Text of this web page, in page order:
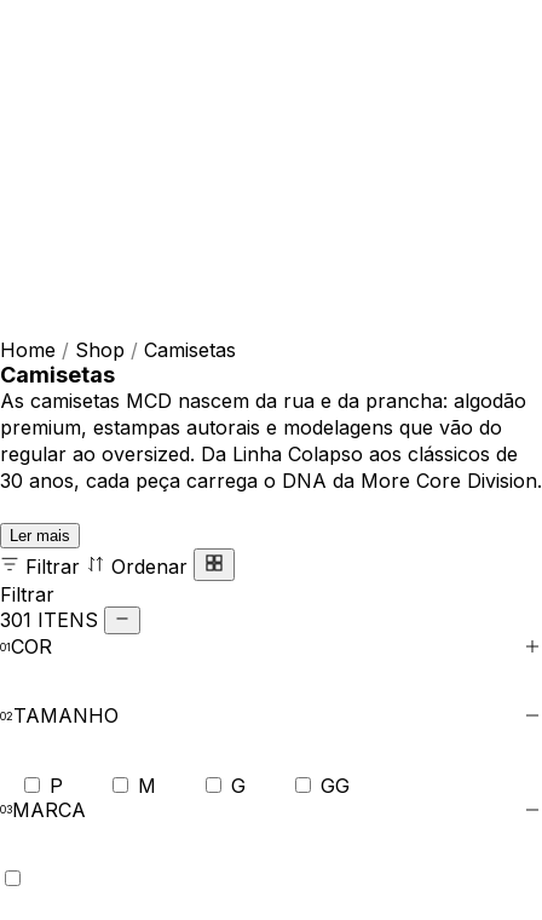
Home / Shop / Camisetas
Camisetas
As camisetas MCD nascem da rua e da prancha: algodão
premium, estampas autorais e modelagens que vão do
regular ao oversized. Da Linha Colapso aos clássicos de
30 anos, cada peça carrega o DNA da More Core Division.
Ler mais
Filtrar
Ordenar
Filtrar
301 ITENS
COR
TAMANHO
P M G
GG
MARCA